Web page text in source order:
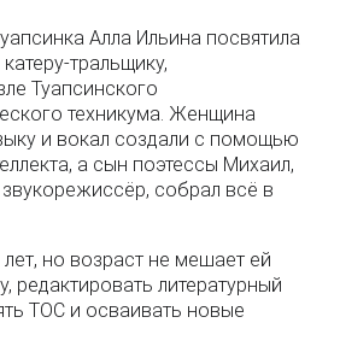
Алла Ильина посвятила
тральщику,
Туапсинского
техникума. Женщина
и вокал создали с помощью
а сын поэтессы Михаил,
собрал всё в
но возраст не мешает ей
редактировать литературный
ТОС и осваивать новые